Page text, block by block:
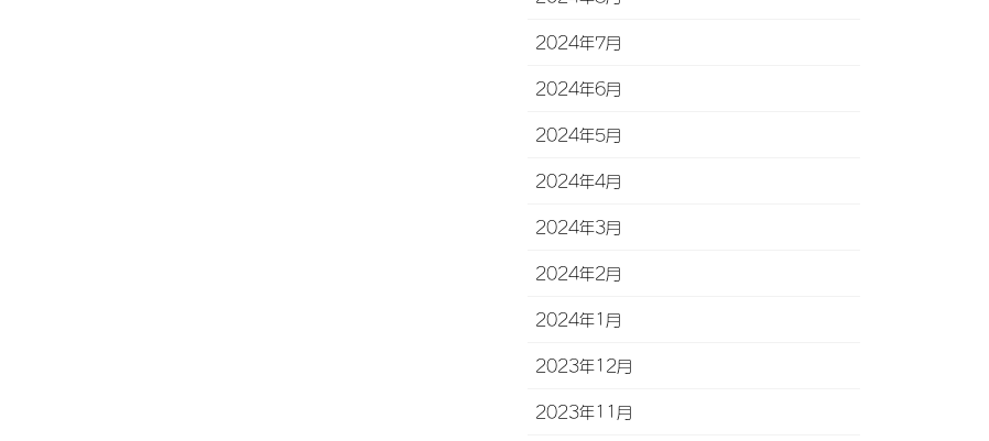
2024年7月
2024年6月
2024年5月
2024年4月
2024年3月
2024年2月
2024年1月
2023年12月
2023年11月